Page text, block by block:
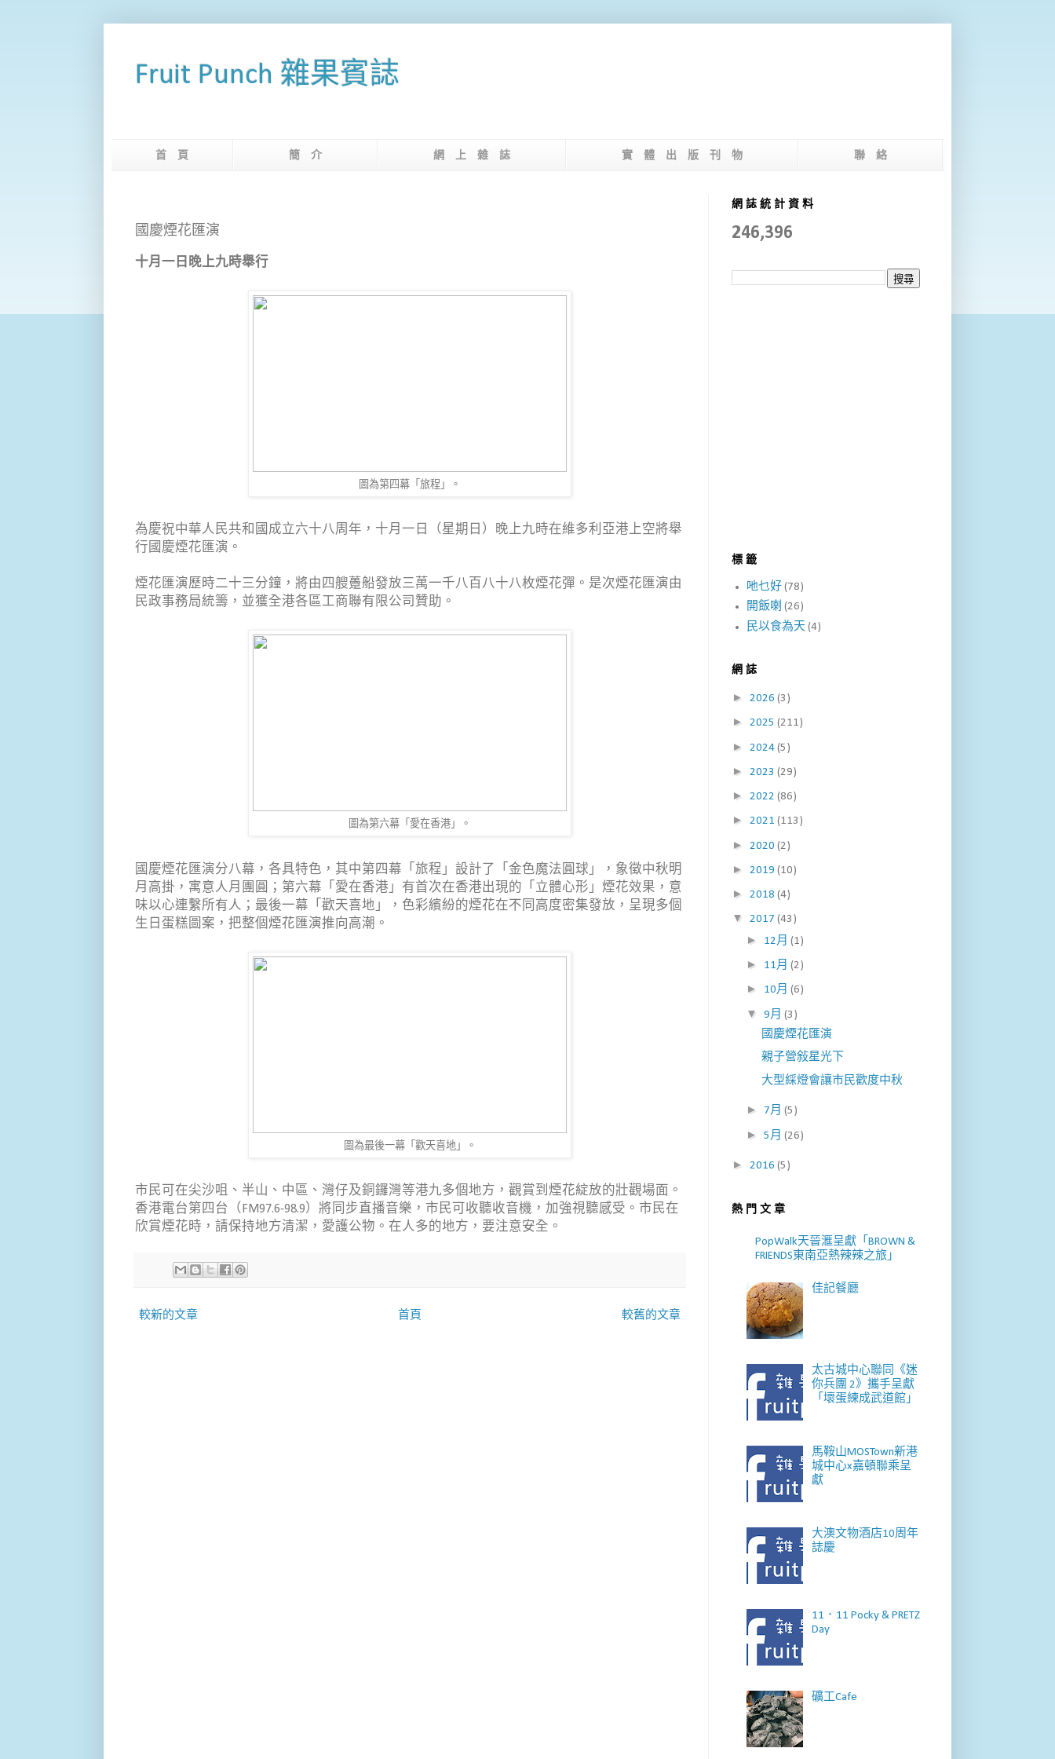
Fruit Punch 雜果賓誌
首 頁 簡 介 網 上 雜 誌 實 體 出 版 刊 物 聯 絡
國慶煙花匯演
十月一日晚上九時舉行
圖為第四幕「旅程」。
為慶祝中華人民共和國成立六十八周年，十月一日（星期日）晚上九時在維多利亞港上空將舉
行國慶煙花匯演。
煙花匯演歷時二十三分鐘，將由四艘躉船發放三萬一千八百八十八枚煙花彈。是次煙花匯演由
民政事務局統籌，並獲全港各區工商聯有限公司贊助。
圖為第六幕「愛在香港」。
國慶煙花匯演分八幕，各具特色，其中第四幕「旅程」設計了「金色魔法圓球」，象徵中秋明
月高掛，寓意人月團圓；第六幕「愛在香港」有首次在香港出現的「立體心形」煙花效果，意
味以心連繫所有人；最後一幕「歡天喜地」，色彩繽紛的煙花在不同高度密集發放，呈現多個
生日蛋糕圖案，把整個煙花匯演推向高潮。
圖為最後一幕「歡天喜地」。
市民可在尖沙咀、半山、中區、灣仔及銅鑼灣等港九多個地方，觀賞到煙花綻放的壯觀場面。
香港電台第四台（FM97.6-98.9）將同步直播音樂，市民可收聽收音機，加強視聽感受。市民在
欣賞煙花時，請保持地方清潔，愛護公物。在人多的地方，要注意安全。
較新的文章 較舊的文章
首頁
網 誌 統 計 資 料
246,396
標 籤
吔乜好 (78)
開飯喇 (26)
民以食為天 (4)
網 誌
► 2026 (3)
► 2025 (211)
► 2024 (5)
► 2023 (29)
► 2022 (86)
► 2021 (113)
► 2020 (2)
► 2019 (10)
► 2018 (4)
▼ 2017 (43)
► 12月 (1)
► 11月 (2)
► 10月 (6)
▼ 9月 (3)
國慶煙花匯演
親子營敍星光下
大型綵燈會讓市民歡度中秋
► 7月 (5)
► 5月 (26)
► 2016 (5)
熱 門 文 章
PopWalk天晉滙呈獻「BROWN &
FRIENDS東南亞熱辣辣之旅」
佳記餐廳
太古城中心聯同《迷
你兵團 2》攜手呈獻
「壞蛋練成武道館」
馬鞍山MOSTown新港
城中心x嘉頓聯乘呈
獻
大澳文物酒店10周年
誌慶
11．11 Pocky & PRETZ
Day
礦工Cafe